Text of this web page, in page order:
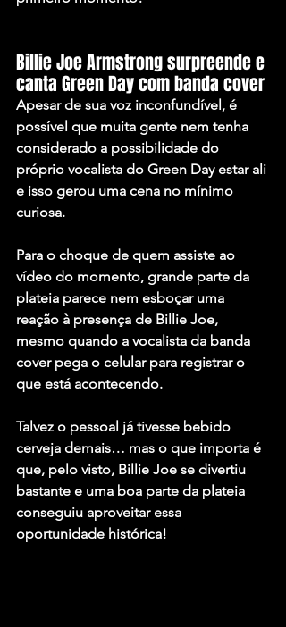
Billie Joe Armstrong surpreende e
canta Green Day com banda cover
Apesar de sua voz inconfundível, é
possível que muita gente nem tenha
considerado a possibilidade do
próprio vocalista do Green Day estar ali
e isso gerou uma cena no mínimo
curiosa.
Para o choque de quem assiste ao
vídeo do momento, grande parte da
plateia parece nem esboçar uma
reação à presença de Billie Joe,
mesmo quando a vocalista da banda
cover pega o celular para registrar o
que está acontecendo.
Talvez o pessoal já tivesse bebido
cerveja demais… mas o que importa é
que, pelo visto, Billie Joe se divertiu
bastante e uma boa parte da plateia
conseguiu aproveitar essa
oportunidade histórica!